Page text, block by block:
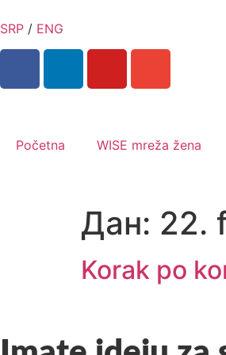
SRP / ENG
Početna WISE mreža žena
Дан: 22.
Korak po